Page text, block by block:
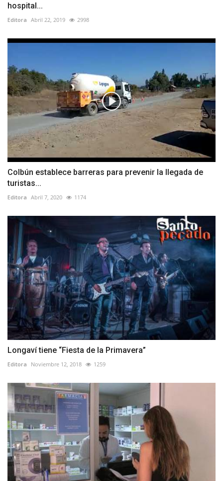
hospital...
Editora Abril 22, 2019 2998
Colbún establece barreras para prevenir la llegada de
turistas...
Editora Abril 7, 2020 1174
Longaví tiene “Fiesta de la Primavera”
Editora Noviembre 12, 2018 1259